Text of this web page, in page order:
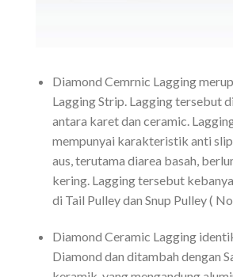
Diamond Cemrnic Lagging
Lagging Strip. Lagging tersebut
antara karet dan ceramic.
mempunyai karakteristik anti
aus, terutama diarea basah,
kering. Lagging tersebut
di Tail Pulley dan Snup Pulley (
Diamond Ceramic Lagging
Diamond dan ditambah dengan